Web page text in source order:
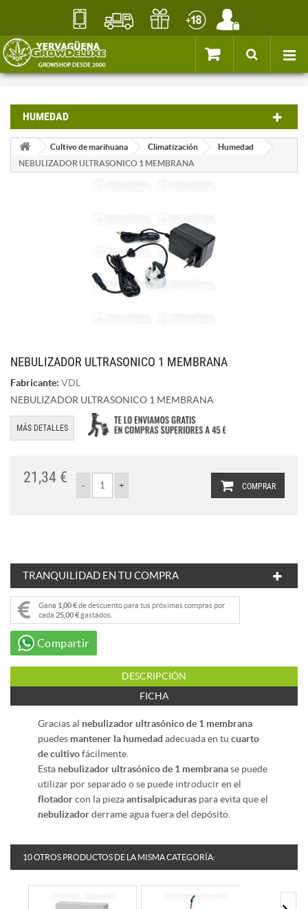
HUMEDAD
Cultivo de marihuana Climatización
Humedad
NEBULIZADOR ULTRASONICO 1 MEMBRANA
NEBULIZADOR ULTRASONICO 1 MEMBRANA
Fabricante: VDL
NEBULIZADOR ULTRASONICO 1 MEMBRANA
MÁS DETALLES
21,34 €
COMPRAR
TRANQUILIDAD EN TU COMPRA
Gana 1,00 €de descuento para tus próximas compras por
cada 25,00 €gastados.
Compartir
DESCRIPCIÓN
FICHA
Gracias al nebulizador ultrasónico de 1 membrana
puedes mantener la humedad adecuada en tu cuarto
de cultivofácilmente.
Esta nebulizador ultrasónico de 1 membranase puede
utilizar por separado o se puede introducir en el
flotadorcon la piezaantisalpicaduras para evita que el
nebulizadorderrame agua fuera del depósito.
10 OTROS PRODUCTOS DE LA MISMA CATEGORÍA: